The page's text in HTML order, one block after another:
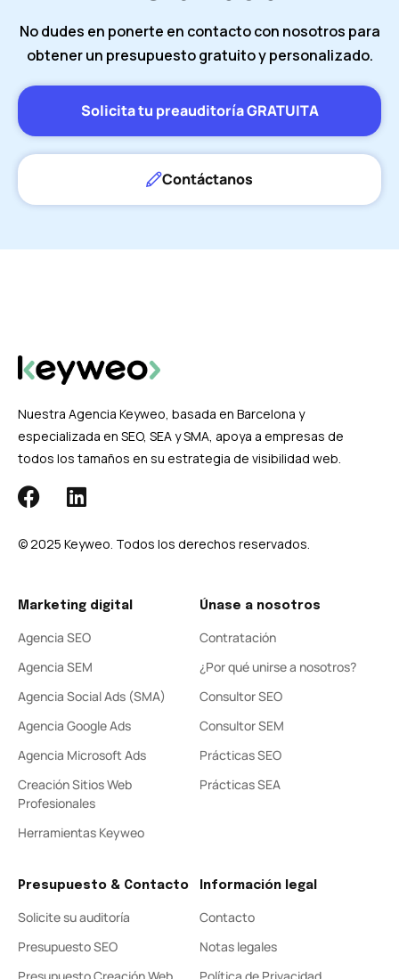
No dudes en ponerte en contacto con nosotros para
obtener un presupuesto gratuito y personalizado.
Solicita tu preauditoría GRATUITA
Contáctanos
Nuestra Agencia Keyweo, basada en Barcelona y
especializada en SEO, SEA y SMA, apoya a empresas de
todos los tamaños en su estrategia de visibilidad web.
© 2025 Keyweo. Todos los derechos reservados.
Marketing digital
Agencia SEO
Agencia SEM
Agencia Social Ads (SMA)
Agencia Google Ads
Agencia Microsoft Ads
Creación Sitios Web
Profesionales
Herramientas Keyweo
Únase a nosotros
Contratación
¿Por qué unirse a nosotros?
Consultor SEO
Consultor SEM
Prácticas SEO
Prácticas SEA
Presupuesto & Contacto
Solicite su auditoría
Presupuesto SEO
Información legal
Contacto
Notas legales